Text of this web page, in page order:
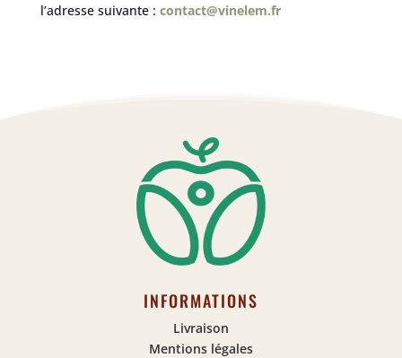
l’adresse suivante : contact@vinelem.fr
INFORMATIONS
Livraison
Mentions légales